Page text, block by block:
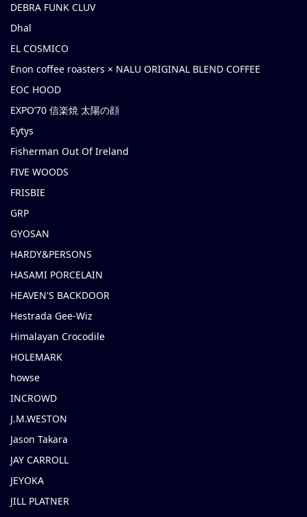
DEBRA FUNK CLUV
Dhal
EL COSMICO
Enon coffee roasters × NALU ORIGINAL BLEND COFFEE
EOC HOOD
EXPO’70 信楽焼 太陽の顔
Eytys
Fisherman Out Of Ireland
FIVE WOODS
FRISBIE
GRP
GYOSAN
HARDY&PERSONS
HASAMI PORCELAIN
HEAVEN'S BACKDOOR
Hestrada Gee-Wiz
Himalayan Crocodile
HOLEMARK
howse
INCROWD
J.M.WESTON
Jason Takara
JAY CARROLL
JEYOKA
JILL PLATNER